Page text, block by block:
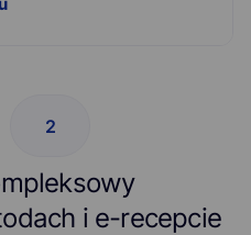
2
i e-recepcie